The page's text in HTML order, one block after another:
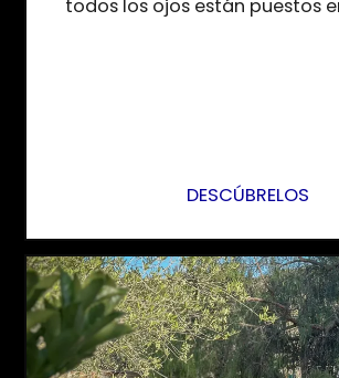
todos los ojos están puestos
DESCÚBRELOS